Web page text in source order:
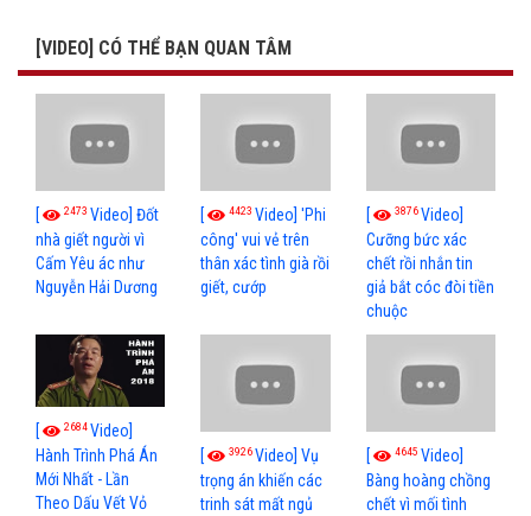
[VIDEO] CÓ THỂ BẠN QUAN TÂM
[ 2473 Video] Đốt
nhà giết người vì
Cấm Yêu ác như
Nguyễn Hải Dương
[ 4423Video] 'Phi
công' vui vẻ trên
thân xác tình già rồi
giết, cướp
[ 3876Video]
Cưỡng bức xác
chết rồi nhắn tin
giả bắt cóc đòi tiền
chuộc
[ 2684Video]
Hành Trình Phá Án
Mới Nhất - Lần
Theo Dấu Vết Vỏ
[ 3926Video] Vụ
trọng án khiến các
trinh sát mất ngủ
[ 4645 Video]
Bàng hoàng chồng
chết vì mối tình